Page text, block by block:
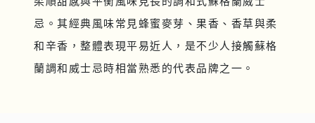
忌。其經典風味常見蜂蜜麥芽、果香、香草與柔
和辛香，整體表現平易近人，是不少人接觸蘇格
蘭調和威士忌時相當熟悉的代表品牌之一。